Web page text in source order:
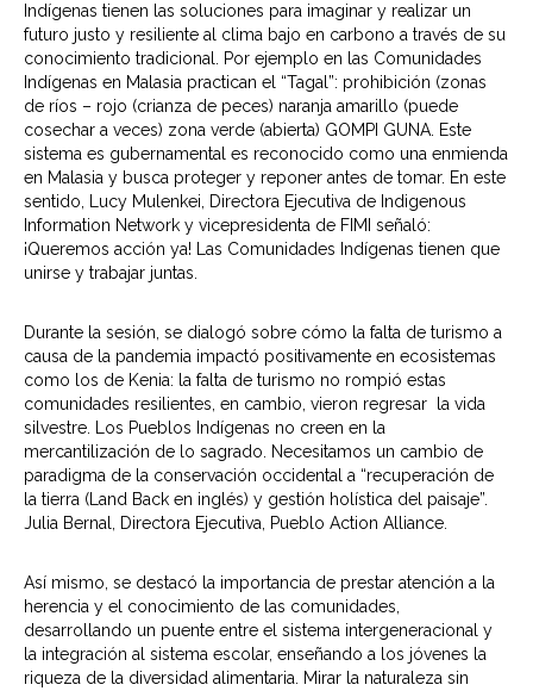
Indígenas tienen las soluciones para imaginar y realizar un
futuro justo y resiliente al clima bajo en carbono a través de su
conocimiento tradicional. Por ejemplo en las Comunidades
Indígenas en Malasia practican el “Tagal”: prohibición (zonas
de ríos – rojo (crianza de peces) naranja amarillo (puede
cosechar a veces) zona verde (abierta) GOMPI GUNA. Este
sistema es gubernamental es reconocido como una enmienda
en Malasia y busca proteger y reponer antes de tomar. En este
sentido, Lucy Mulenkei, Directora Ejecutiva de Indigenous
Information Network y vicepresidenta de FIMI señaló:
¡Queremos acción ya! Las Comunidades Indígenas tienen que
unirse y trabajar juntas.
Durante la sesión, se dialogó sobre cómo la falta de turismo a
causa de la pandemia impactó positivamente en ecosistemas
como los de Kenia: la falta de turismo no rompió estas
comunidades resilientes, en cambio, vieron regresar la vida
silvestre. Los Pueblos Indígenas no creen en la
mercantilización de lo sagrado. Necesitamos un cambio de
paradigma de la conservación occidental a “recuperación de
la tierra (Land Back en inglés) y gestión holística del paisaje”.
Julia Bernal, Directora Ejecutiva, Pueblo Action Alliance.
Así mismo, se destacó la importancia de prestar atención a la
herencia y el conocimiento de las comunidades,
desarrollando un puente entre el sistema intergeneracional y
la integración al sistema escolar, enseñando a los jóvenes la
riqueza de la diversidad alimentaria. Mirar la naturaleza sin